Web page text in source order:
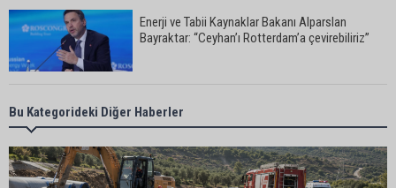
Enerji ve Tabii Kaynaklar Bakanı Alparslan
Bayraktar: “Ceyhan’ı Rotterdam’a çevirebiliriz”
Başkan Ali Bedrettin Karataş’tan sahiller için
duyarlılık çağrısı
Bu Kategorideki Diğer Haberler